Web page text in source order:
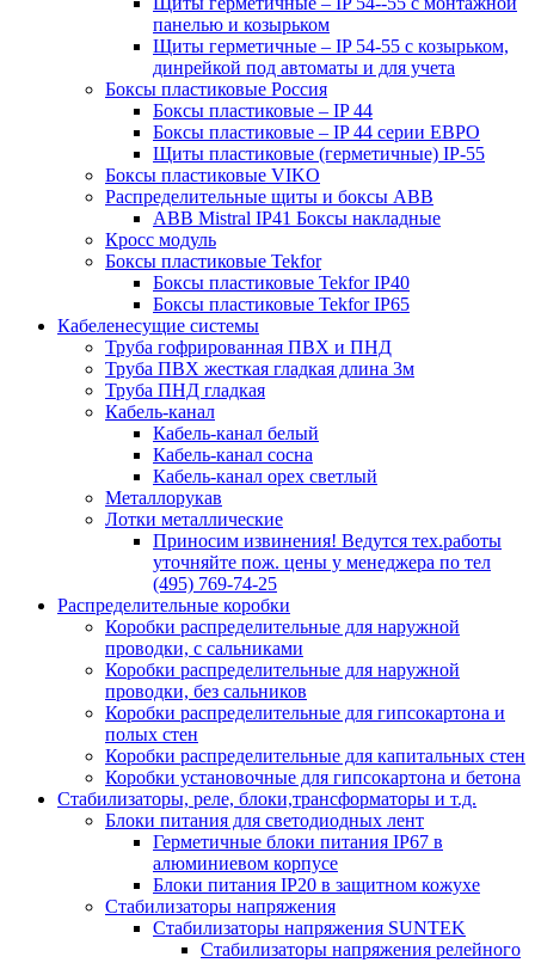
панелью и козырьком
Щиты герметичные – IP 54-55 с козырьком,
динрейкой под автоматы и для учета
Боксы пластиковые Россия
Боксы пластиковые – IP 44
Боксы пластиковые – IP 44 серии ЕВРО
Щиты пластиковые (герметичные) IP-55
Боксы пластиковые VIKO
Распределительные щиты и боксы АВВ
ABB Mistral IP41 Боксы накладные
Кросс модуль
Боксы пластиковые Tekfor
Боксы пластиковые Tekfor IP40
Боксы пластиковые Tekfor IP65
Кабеленесущие системы
Труба гофрированная ПВХ и ПНД
Труба ПВХ жесткая гладкая длина 3м
Труба ПНД гладкая
Кабель-канал
Кабель-канал белый
Кабель-канал сосна
Кабель-канал орех светлый
Металлорукав
Лотки металлические
Приносим извинения! Ведутся тех.работы
уточняйте пож. цены у менеджера по тел
(495) 769-74-25
Распределительные коробки
Коробки распределительные для наружной
проводки, с сальниками
Коробки распределительные для наружной
проводки, без сальников
Коробки распределительные для гипсокартона и
полых стен
Коробки распределительные для капитальных стен
Коробки установочные для гипсокартона и бетона
Стабилизаторы, реле, блоки,трансформаторы и т.д.
Блоки питания для светодиодных лент
Герметичные блоки питания IP67 в
алюминиевом корпусе
Блоки питания IP20 в защитном кожухе
Стабилизаторы напряжения
Стабилизаторы напряжения SUNTEK
Стабилизаторы напряжения релейного